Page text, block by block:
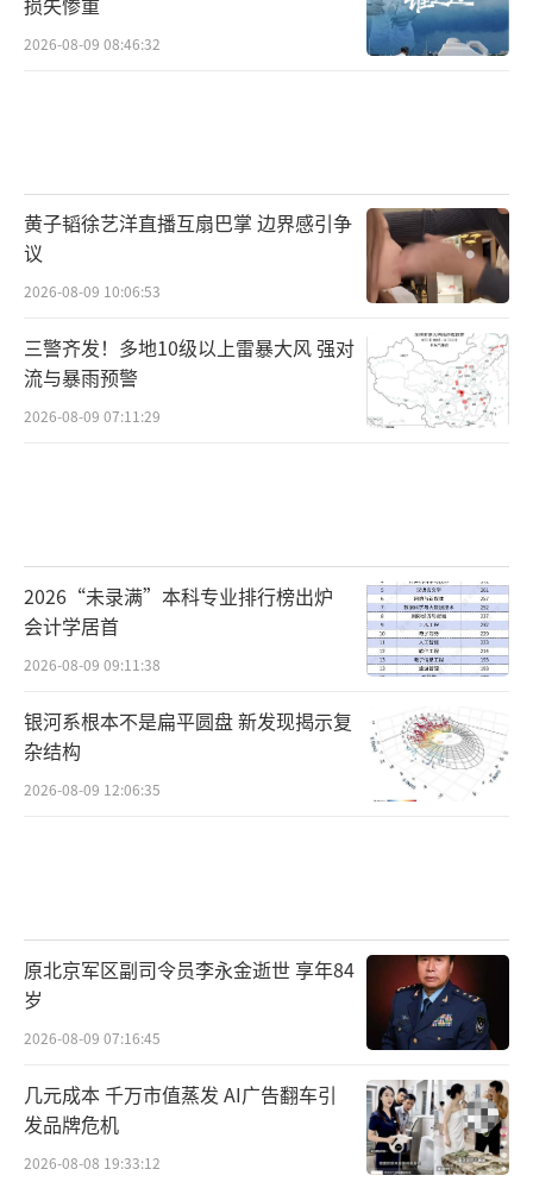
2026-08-09 08:46:32
黄子韬徐艺洋直播互扇巴掌 边界感引争
议
2026-08-09 10:06:53
三警齐发！多地10级以上雷暴大风 强对
流与暴雨预警
2026-08-09 07:11:29
2026“未录满”本科专业排行榜出炉
会计学居首
2026-08-09 09:11:38
银河系根本不是扁平圆盘 新发现揭示复
杂结构
2026-08-09 12:06:35
原北京军区副司令员李永金逝世 享年84
岁
2026-08-09 07:16:45
几元成本 千万市值蒸发 AI广告翻车引
发品牌危机
2026-08-08 19:33:12